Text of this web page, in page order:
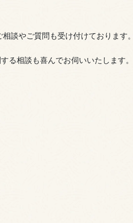
談やご質問も受け付けております。
る相談も喜んでお伺いいたします。